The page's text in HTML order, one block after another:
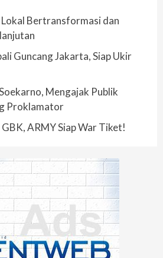
Bertransformasi dan
Guncang Jakarta, Siap Ukir
Mengajak Publik
Proklamator
ARMY Siap War Tiket!